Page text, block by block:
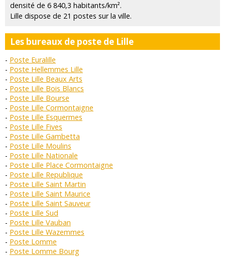
densité de 6 840,3 habitants/km².
Lille dispose de 21 postes sur la ville.
Les bureaux de poste de Lille
Poste Euralille
Poste Hellemmes Lille
Poste Lille Beaux Arts
Poste Lille Bois Blancs
Poste Lille Bourse
Poste Lille Cormontaigne
Poste Lille Esquermes
Poste Lille Fives
Poste Lille Gambetta
Poste Lille Moulins
Poste Lille Nationale
Poste Lille Place Cormontaigne
Poste Lille Republique
Poste Lille Saint Martin
Poste Lille Saint Maurice
Poste Lille Saint Sauveur
Poste Lille Sud
Poste Lille Vauban
Poste Lille Wazemmes
Poste Lomme
Poste Lomme Bourg